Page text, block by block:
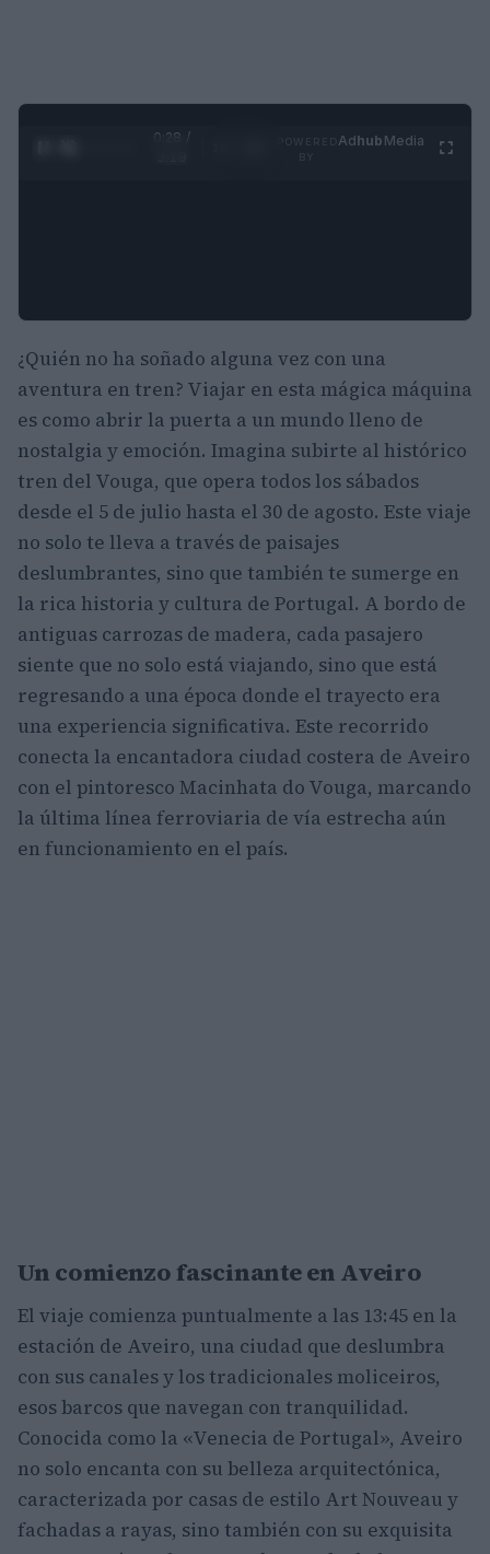
0:29 /
Adhub Media
¿Quién no ha soñado alguna vez con una
aventura en tren? Viajar en esta mágica máquina
es como abrir la puerta a un mundo lleno de
nostalgia y emoción. Imagina subirte al histórico
tren del Vouga, que opera todos los sábados
desde el 5 de julio hasta el 30 de agosto. Este viaje
no solo te lleva a través de paisajes
deslumbrantes, sino que también te sumerge en
la rica historia y cultura de Portugal. A bordo de
antiguas carrozas de madera, cada pasajero
siente que no solo está viajando, sino que está
regresando a una época donde el trayecto era
una experiencia significativa. Este recorrido
conecta la encantadora ciudad costera de Aveiro
con el pintoresco Macinhata do Vouga, marcando
la última línea ferroviaria de vía estrecha aún
en funcionamiento en el país.
Un comienzo fascinante en Aveiro
El viaje comienza puntualmente a las 13:45 en la
estación de Aveiro, una ciudad que deslumbra
con sus canales y los tradicionales moliceiros,
esos barcos que navegan con tranquilidad.
Conocida como la «Venecia de Portugal», Aveiro
no solo encanta con su belleza arquitectónica,
caracterizada por casas de estilo Art Nouveau y
fachadas a rayas, sino también con su exquisita